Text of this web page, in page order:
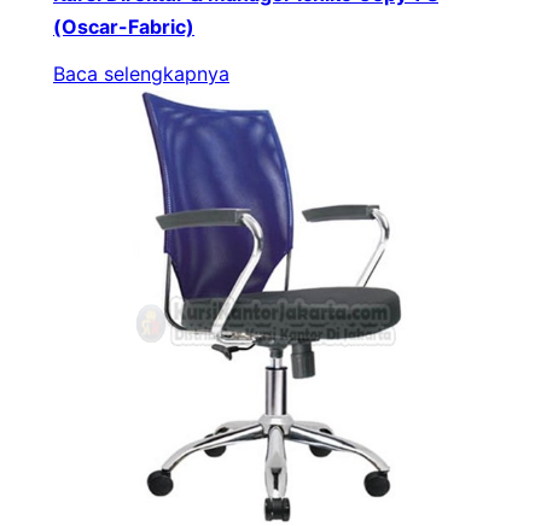
(Oscar-Fabric)
Baca selengkapnya